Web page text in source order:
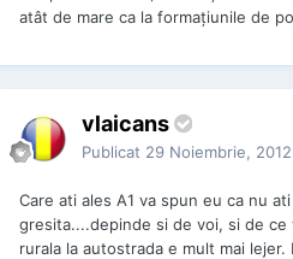
atât de mare ca la formaţiunile de
vlaicans
Publicat 29 Noiembrie, 2012
Care ati ales A1 va spun eu ca nu
gresita....depinde si de voi, si de
rurala la autostrada e mult mai